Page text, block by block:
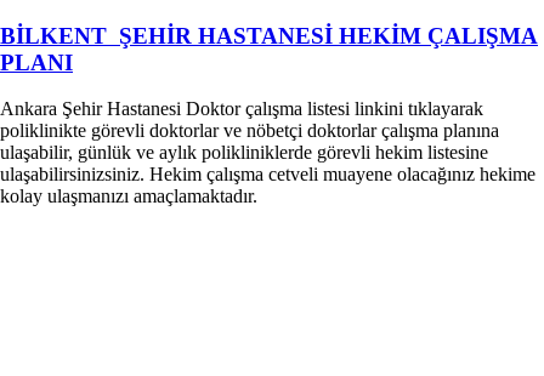
BİLKENT ŞEHİR HASTANESİ HEKİM ÇALIŞMA
PLANI
Ankara Şehir Hastanesi Doktor çalışma listesi linkini tıklayarak
poliklinikte görevli doktorlar ve nöbetçi doktorlar çalışma planına
ulaşabilir, günlük ve aylık polikliniklerde görevli hekim listesine
ulaşabilirsinizsiniz. Hekim çalışma cetveli muayene olacağınız hekime
kolay ulaşmanızı amaçlamaktadır.